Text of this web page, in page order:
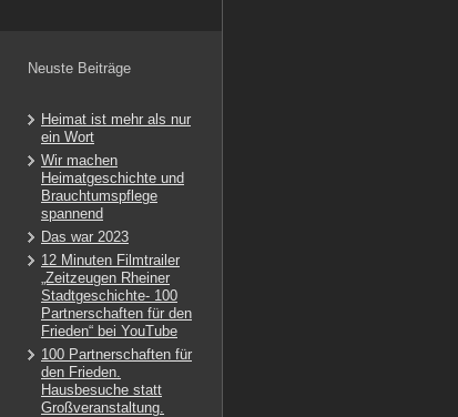
Neuste Beiträge
Heimat ist mehr als nur
ein Wort
Wir machen
Heimatgeschichte und
Brauchtumspflege
spannend
Das war 2023
12 Minuten Filmtrailer
„Zeitzeugen Rheiner
Stadtgeschichte- 100
Partnerschaften für den
Frieden“ bei YouTube
100 Partnerschaften für
den Frieden.
Hausbesuche statt
Großveranstaltung.